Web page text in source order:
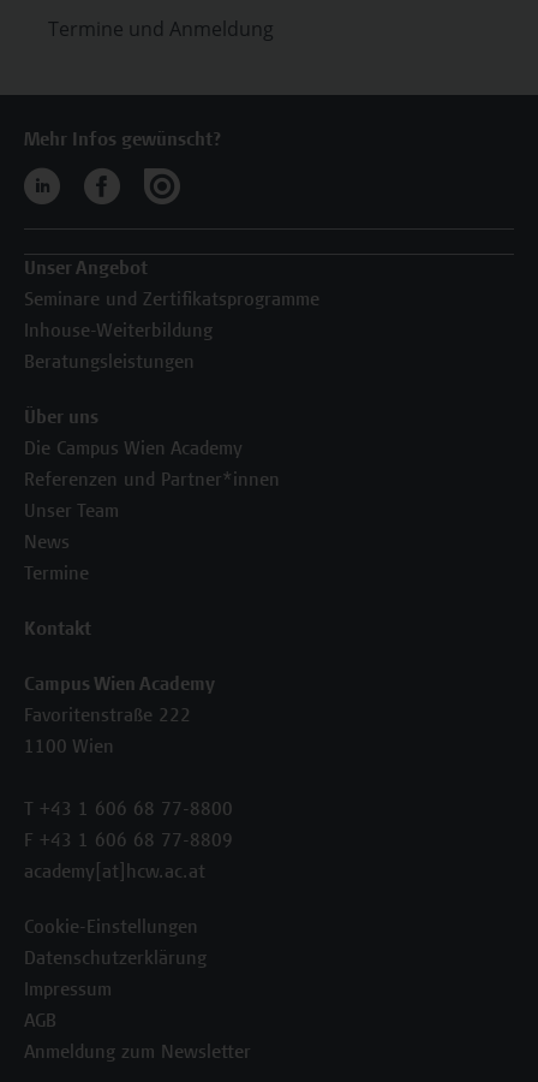
Termine und Anmeldung
Mehr Infos gewünscht?
Unser Angebot
Seminare und Zertifikatsprogramme
Inhouse-Weiterbildung
Beratungsleistungen
Über uns
Die Campus Wien Academy
Referenzen und Partner*innen
Unser Team
News
Termine
Kontakt
Campus Wien Academy
Favoritenstraße 222
1100 Wien
T +43 1 606 68 77-8800
F +43 1 606 68 77-8809
academy[at]hcw.ac.at
Cookie-Einstellungen
Datenschutzerklärung
Impressum
AGB
Anmeldung zum Newsletter